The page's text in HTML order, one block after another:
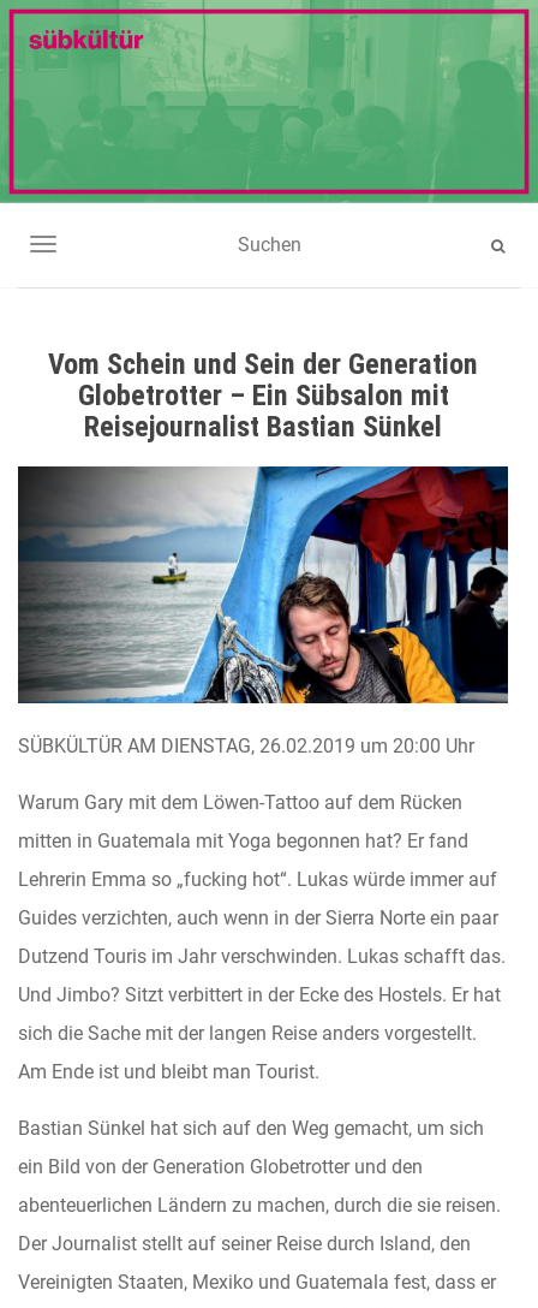
NAVIGATION UMSCHALTEN
Vom Schein und Sein der Generation
Globetrotter – Ein Sübsalon mit
Reisejournalist Bastian Sünkel
SÜBKÜLTÜR AM DIENSTAG, 26.02.2019 um 20:00 Uhr
Warum Gary mit dem Löwen-Tattoo auf dem Rücken
mitten in Guatemala mit Yoga begonnen hat? Er fand
Lehrerin Emma so „fucking hot“. Lukas würde immer auf
Guides verzichten, auch wenn in der Sierra Norte ein paar
Dutzend Touris im Jahr verschwinden. Lukas schafft das.
Und Jimbo? Sitzt verbittert in der Ecke des Hostels. Er hat
sich die Sache mit der langen Reise anders vorgestellt.
Am Ende ist und bleibt man Tourist.
Bastian Sünkel hat sich auf den Weg gemacht, um sich
ein Bild von der Generation Globetrotter und den
abenteuerlichen Ländern zu machen, durch die sie reisen.
Der Journalist stellt auf seiner Reise durch Island, den
Vereinigten Staaten, Mexiko und Guatemala fest, dass er